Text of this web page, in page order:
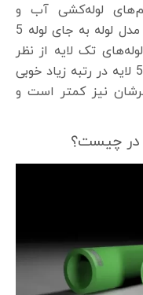
لوله‌کشی آب و
سیستم‌های آبر‌رسانی شهری از این مدل لوله به جای لوله 5
تک لایه از نظر
عملکرد و مقاومت نسبت به لوله‌های 5 لایه در رتبه زیاد خوبی
نیز کمتر است و
در چیست؟